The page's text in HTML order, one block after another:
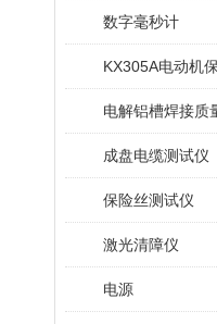
数字毫秒计
KX305A电动机
电解铝槽焊接质
成盘电缆测试仪
保险丝测试仪
激光清障仪
电源